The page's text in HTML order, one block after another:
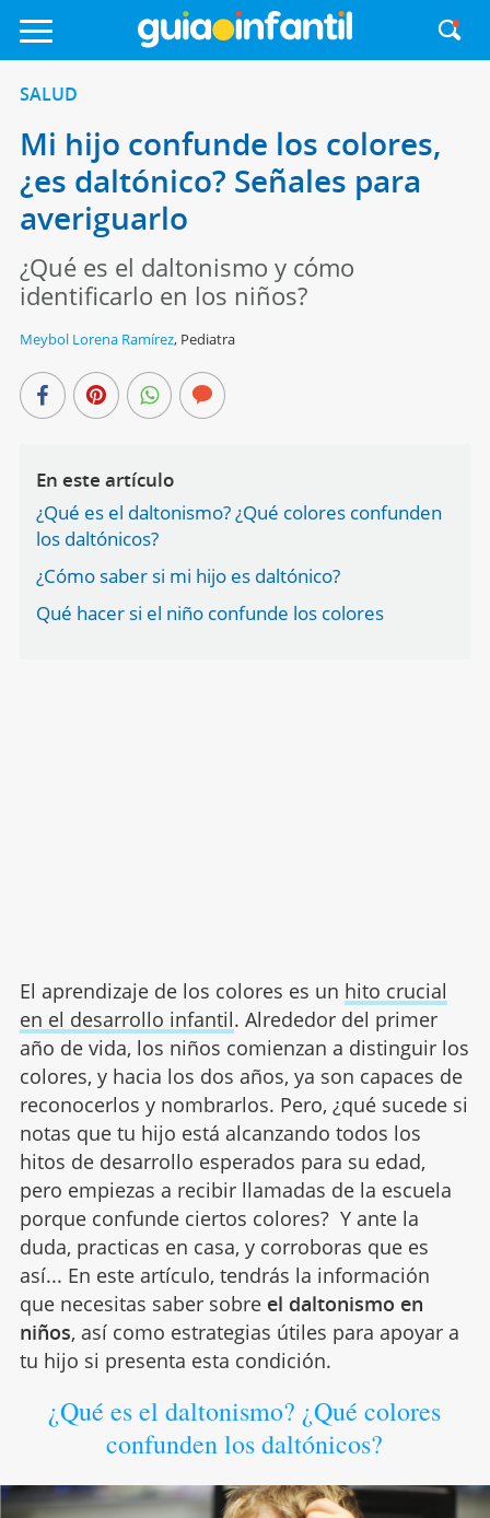
SALUD
Mi hijo confunde los colores,
¿es daltónico? Señales para
averiguarlo
¿Qué es el daltonismo y cómo
identificarlo en los niños?
Meybol Lorena Ramírez, Pediatra
En este artículo
¿Qué es el daltonismo? ¿Qué colores confunden
los daltónicos?
¿Cómo saber si mi hijo es daltónico?
Qué hacer si el niño confunde los colores
El aprendizaje de los colores es un hito crucial
en el desarrollo infantil. Alrededor del primer
año de vida, los niños comienzan a distinguir los
colores, y hacia los dos años, ya son capaces de
reconocerlos y nombrarlos. Pero, ¿qué sucede si
notas que tu hijo está alcanzando todos los
hitos de desarrollo esperados para su edad,
pero empiezas a recibir llamadas de la escuela
porque confunde ciertos colores? Y ante la
duda, practicas en casa, y corroboras que es
así... En este artículo, tendrás la información
que necesitas saber sobre el daltonismo en
niños, así como estrategias útiles para apoyar a
tu hijo si presenta esta condición.
¿Qué es el daltonismo? ¿Qué colores
confunden los daltónicos?